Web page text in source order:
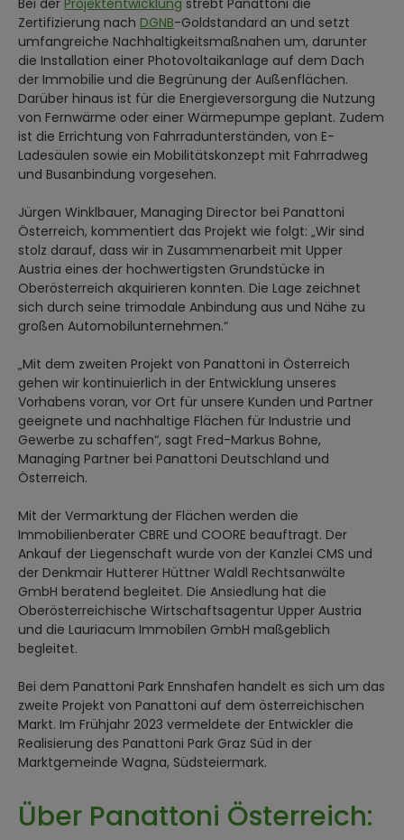
Bei der Projektentwicklung strebt Panattoni die
Zertifizierung nach DGNB-Goldstandard an und setzt
umfangreiche Nachhaltigkeitsmaßnahen um, darunter
die Installation einer Photovoltaikanlage auf dem Dach
der Immobilie und die Begrünung der Außenflächen.
Darüber hinaus ist für die Energieversorgung die Nutzung
von Fernwärme oder einer Wärmepumpe geplant. Zudem
ist die Errichtung von Fahrradunterständen, von E-
Ladesäulen sowie ein Mobilitätskonzept mit Fahrradweg
und Busanbindung vorgesehen.
Jürgen Winklbauer, Managing Director bei Panattoni
Österreich, kommentiert das Projekt wie folgt: „Wir sind
stolz darauf, dass wir in Zusammenarbeit mit Upper
Austria eines der hochwertigsten Grundstücke in
Oberösterreich akquirieren konnten. Die Lage zeichnet
sich durch seine trimodale Anbindung aus und Nähe zu
großen Automobilunternehmen.“
„Mit dem zweiten Projekt von Panattoni in Österreich
gehen wir kontinuierlich in der Entwicklung unseres
Vorhabens voran, vor Ort für unsere Kunden und Partner
geeignete und nachhaltige Flächen für Industrie und
Gewerbe zu schaffen“, sagt Fred-Markus Bohne,
Managing Partner bei Panattoni Deutschland und
Österreich.
Mit der Vermarktung der Flächen werden die
Immobilienberater CBRE und COORE beauftragt. Der
Ankauf der Liegenschaft wurde von der Kanzlei CMS und
der Denkmair Hutterer Hüttner Waldl Rechtsanwälte
GmbH beratend begleitet. Die Ansiedlung hat die
Oberösterreichische Wirtschaftsagentur Upper Austria
und die Lauriacum Immobilen GmbH maßgeblich
begleitet.
Bei dem Panattoni Park Ennshafen handelt es sich um das
zweite Projekt von Panattoni auf dem österreichischen
Markt. Im Frühjahr 2023 vermeldete der Entwickler die
Realisierung des Panattoni Park Graz Süd in der
Marktgemeinde Wagna, Südsteiermark.
Über Panattoni Österreich: